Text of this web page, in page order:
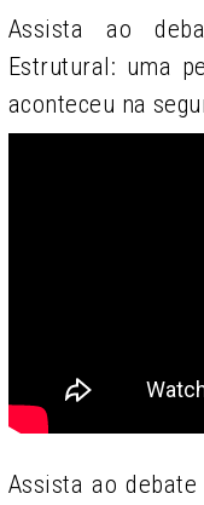
Assista ao
Estrutural: uma
aconteceu na
Assista ao